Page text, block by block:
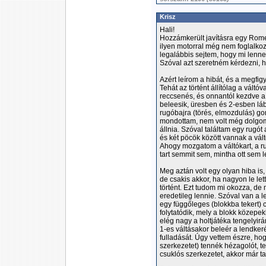
Krisz
Hali!
Hozzámkerült javításra egy
ilyen motorral még nem
legalábbis sejtem, hogy mi
Szóval azt szeretném kérdezni,
Azért leírom a hibát, és a
Tehát az történt állítólag a
reccsenés, és onnantól kezdve
beleesik, üresben és 2-esben
rugóbajra (törés, elmozdulás)
mondottam, nem volt még
állnia. Szóval találtam egy rugót
és két pöcök között vannak a
Ahogy mozgatom a váltókart, a
tart semmit sem, mintha ott sem
Meg aztán volt egy olyan hiba
de csakis akkor, ha nagyon le
történt. Ezt tudom mi okozza,
eredetileg lennie. Szóval van a
egy függőleges (blokkba tekert)
folytatódik, mely a blokk
elég nagy a holtjátéka
1-es váltásakor beleér a
fulladását. Úgy vettem észre,
szerkezetet) tennék hézagolót,
csuklós szerkezetet, akkor már